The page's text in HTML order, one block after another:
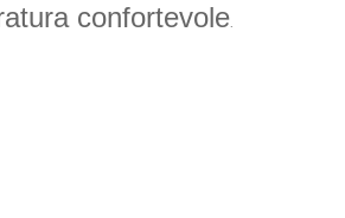
confortevole.